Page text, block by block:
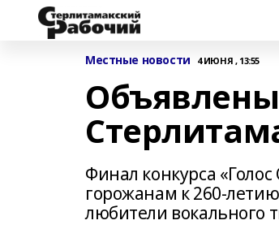
Местные новости 4 ИЮНЯ , 13:55
Финал конкурса
горожанам к 260-
любители вокального